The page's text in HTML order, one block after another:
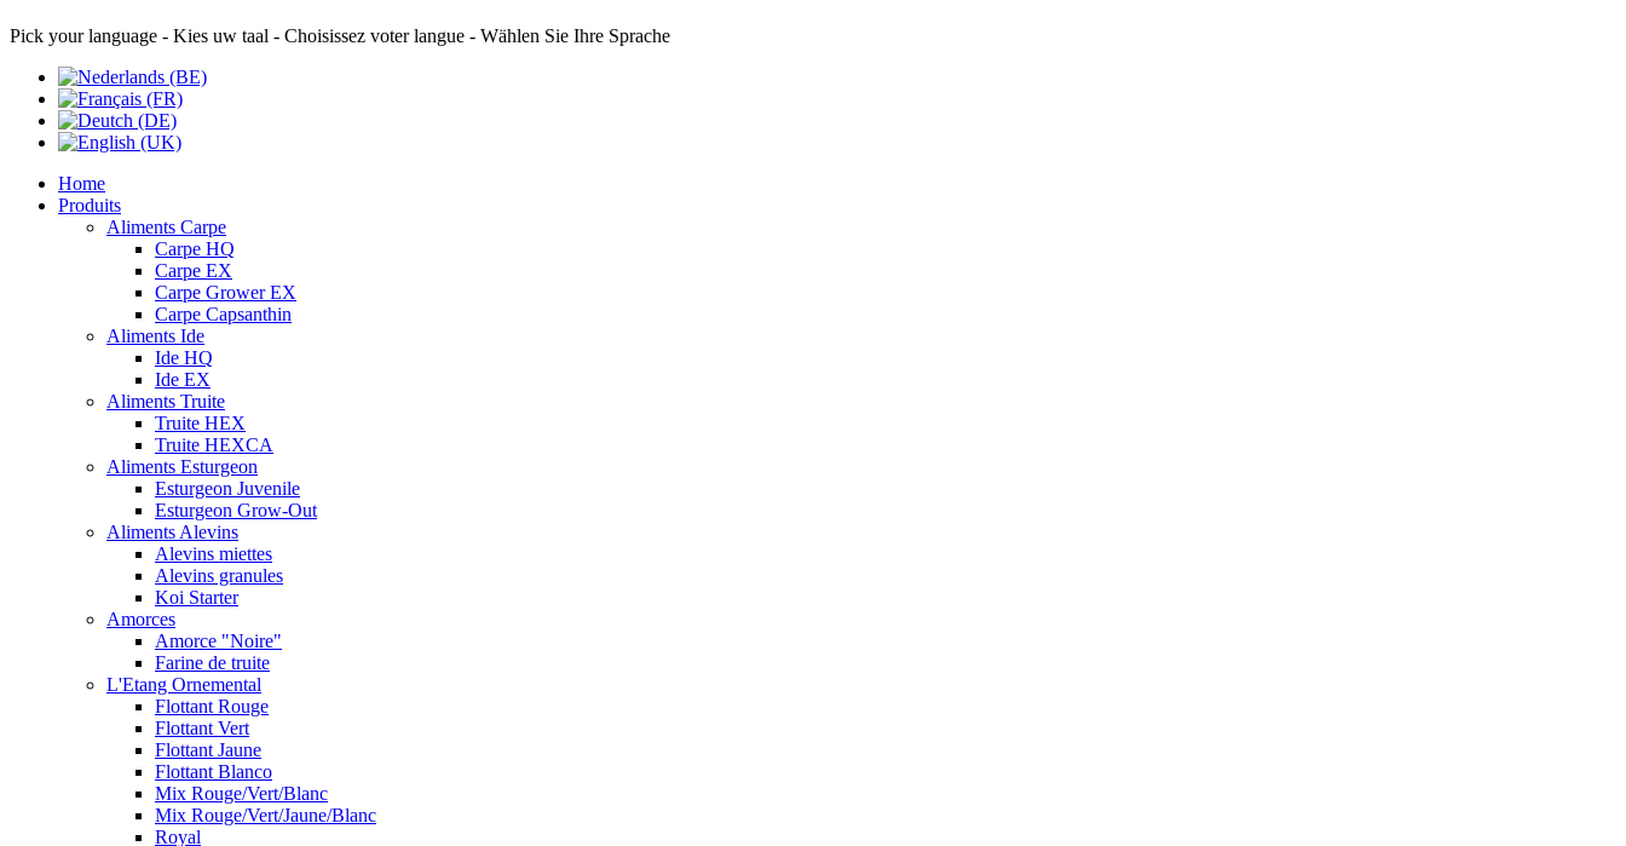
Pick your language - Kies uw taal - Choisissez voter langue - Wählen Sie Ihre Sprache
Home
Produits
Aliments Carpe
Carpe HQ
Carpe EX
Carpe Grower EX
Carpe Capsanthin
Aliments Ide
Ide HQ
Ide EX
Aliments Truite
Truite HEX
Truite HEXCA
Aliments Esturgeon
Esturgeon Juvenile
Esturgeon Grow-Out
Aliments Alevins
Alevins miettes
Alevins granules
Koi Starter
Amorces
Amorce "Noire"
Farine de truite
L'Etang Ornemental
Flottant Rouge
Flottant Vert
Flottant Jaune
Flottant Blanco
Mix Rouge/Vert/Blanc
Mix Rouge/Vert/Jaune/Blanc
Royal